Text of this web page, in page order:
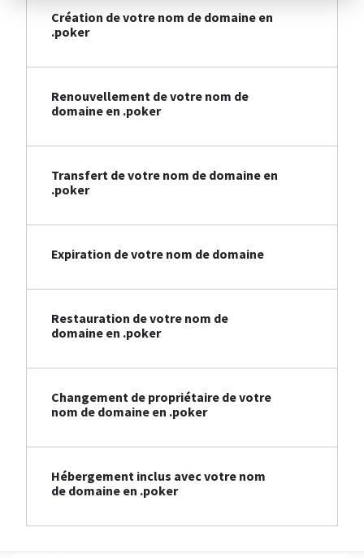
Création de votre nom de domaine en
.poker
Renouvellement de votre nom de
domaine en .poker
Transfert de votre nom de domaine en
.poker
Expiration de votre nom de domaine
Restauration de votre nom de
domaine en .poker
Changement de propriétaire de votre
nom de domaine en .poker
Hébergement inclus avec votre nom
de domaine en .poker